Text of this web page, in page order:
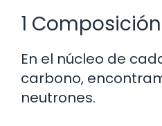
1
En el núcleo de
carbono,
neutrones.